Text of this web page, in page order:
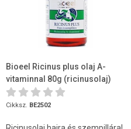
Bioeel Ricinus plus olaj A-
vitaminnal 80g (ricinusolaj)
Cikksz. BE2502